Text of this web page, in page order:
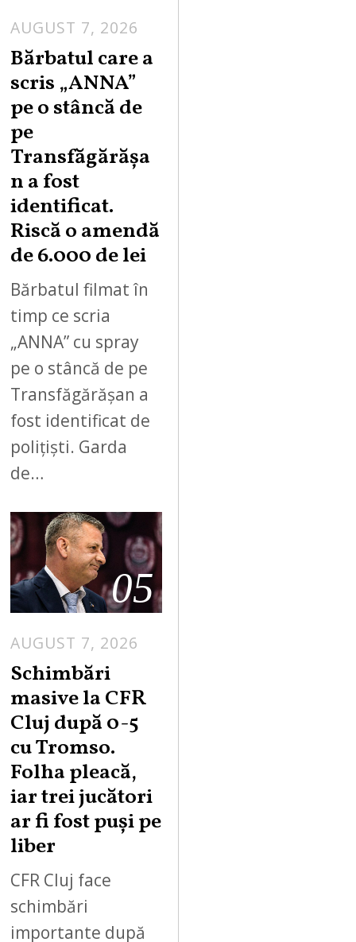
AUGUST 7, 2026
Bărbatul care a
scris „ANNA”
pe o stâncă de
pe
Transfăgărășa
n a fost
identificat.
Riscă o amendă
de 6.000 de lei
Bărbatul filmat în
timp ce scria
„ANNA” cu spray
pe o stâncă de pe
Transfăgărășan a
fost identificat de
polițiști. Garda
de…
05
AUGUST 7, 2026
Schimbări
masive la CFR
Cluj după 0-5
cu Tromso.
Folha pleacă,
iar trei jucători
ar fi fost puși pe
liber
CFR Cluj face
schimbări
importante după